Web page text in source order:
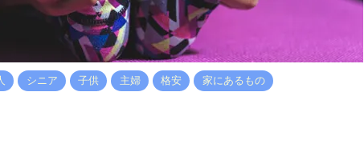
シニア 子供 主婦 格安 家にあるもの